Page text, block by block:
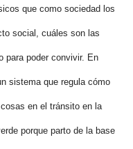
que como sociedad los
social, cuáles son las
para poder convivir. En
sistema que regula cómo
en el tránsito en la
porque parto de la base